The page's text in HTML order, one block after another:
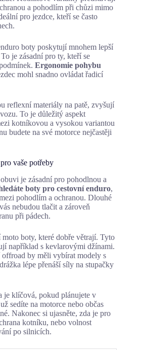
a pohodlím při chůzi mimo
pro jezdce, kteří se často
boty poskytují mnohem lepší
je zásadní pro ty, kteří se
Ergonomie pohybu
mohl snadno ovládat řadicí
reflexní materiály na patě, zvyšují
To je důležitý aspekt
kotníkovou a vysokou variantou
budete na své motorce nejčastěji
vaše potřeby
je zásadní pro pohodlnou a
boty pro cestovní enduro,
pohodlím a ochranou. Dlouhé
nebudou tlačit a zároveň
při pádech.
boty, které dobře větrají. Tyto
například s kevlarovými džínami.
by měli vybírat modely s
lépe přenáší síly na stupačky
klíčová, pokud plánujete v
sedíte na motorce nebo občas
Nakonec si ujasněte, zda je pro
kotníku, nebo volnost
po silnicích.